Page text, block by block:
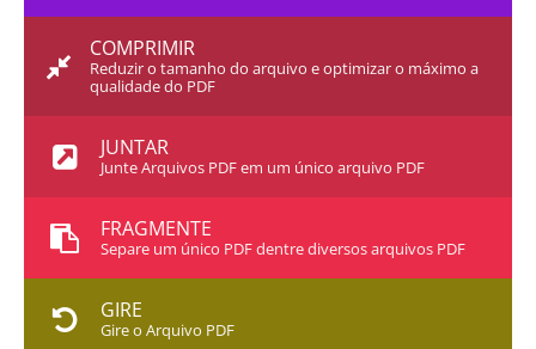
COMPRIMIR
Reduzir o tamanho do arquivo e optimizar o máximo a
qualidade do PDF
JUNTAR
Junte Arquivos PDF em um único arquivo PDF
FRAGMENTE
Separe um único PDF dentre diversos arquivos PDF
GIRE
Gire o Arquivo PDF